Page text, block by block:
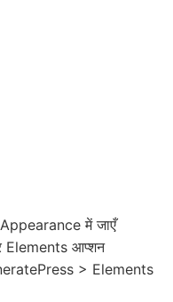
में जाएँ
Elements आप्शन
> Elements